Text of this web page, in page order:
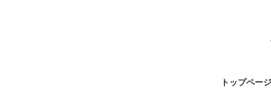
トップページ